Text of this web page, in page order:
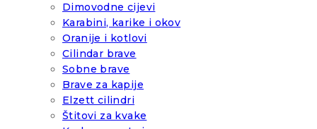
Dimovodne cijevi
Karabini, karike i okov
Oranije i kotlovi
Cilindar brave
Sobne brave
Brave za kapije
Elzett cilindri
Štitovi za kvake